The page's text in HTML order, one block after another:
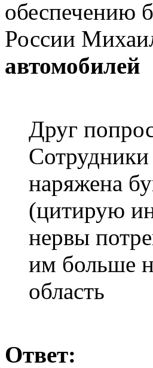
обеспечению
России
автомобилей
Друг
наряжена
(цитирую
нервы
им больше
область
Ответ: